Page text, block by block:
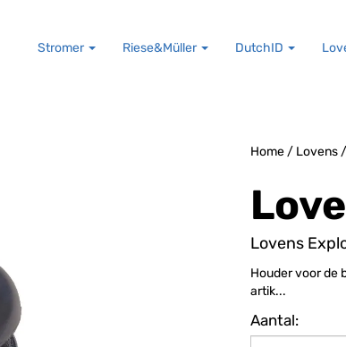
Stromer Riese&Müller DutchID
Home/ Lovens/
Lovens
Houder voor de
artik...
Aantal: